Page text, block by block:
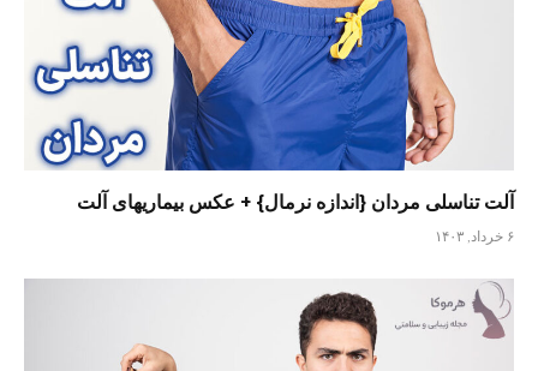
آلت تناسلی مردان {اندازه نرمال} + عکس بیماریهای آلت
۶ خرداد, ۱۴۰۳